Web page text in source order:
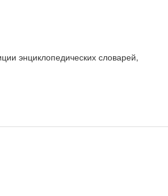
энциклопедических словарей,
тысяч статей словаря охватывают все